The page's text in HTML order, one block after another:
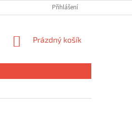
VÝMĚNA NEBO VRÁCENÍ
Přihlášení
NÁKUPNÍ
Prázdný košík